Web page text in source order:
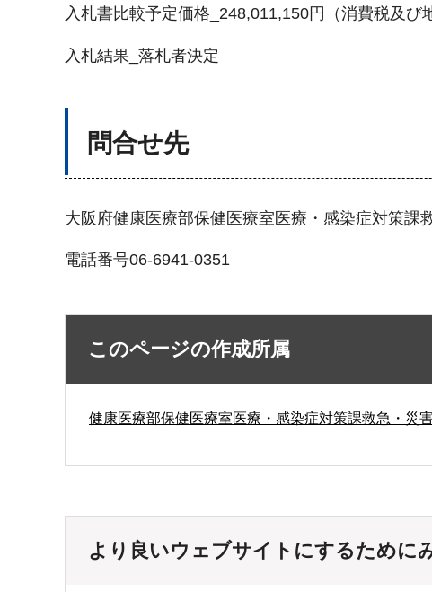
入札書比較予定価格_248,011,150円（消費税及び
入札結果_落札者決定
問合せ先
大阪府健康医療部保健医療室医療・感染症対策課
電話番号06-6941-0351
このページの作成所属
健康医療部保健医療室医療・感染症対策課救急・災
より良いウェブサイトにするために